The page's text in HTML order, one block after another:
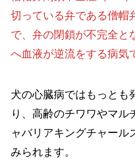
切っている弁である僧帽
で、弁の閉鎖が不完全と
へ血液が逆流をする病気
犬の心臓病ではもっとも
り、高齢のチワワやマル
ャバリアキングチャール
みられます。